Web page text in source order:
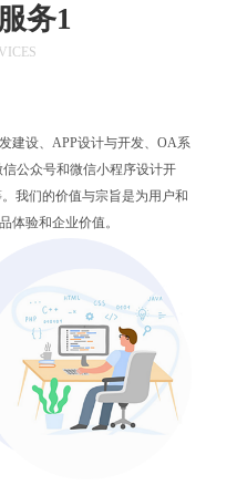
务1
建设、APP设计与开发、OA系
公众号和微信小程序设计开
我们的价值与宗旨是为用户和
体验和企业价值。